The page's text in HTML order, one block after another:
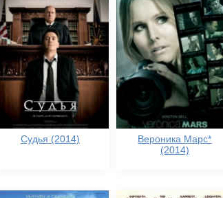
Судья (2014)
Вероника Марс*
(2014)